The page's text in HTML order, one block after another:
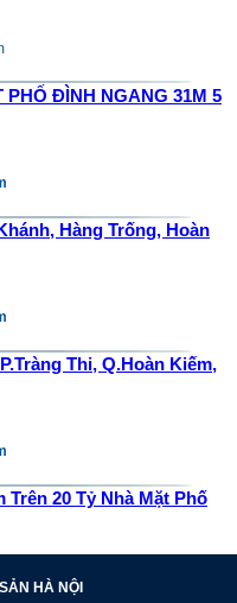
PHỐ ĐÌNH NGANG 31M 5
Hàng Trống, Hoàn
Thi, Q.Hoàn Kiếm,
Trên 20 Tỷ Nhà Mặt Phố
HÀ NỘI